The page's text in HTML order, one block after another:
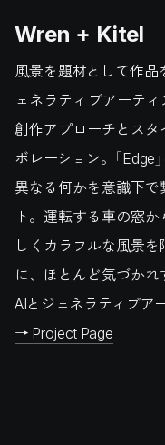
Wren + Kitel
風景を題材として作品
ェネラティブアーテ
創作アプローチとス
ボレーション。「Edge
異なる何かを意識下
ト。運転する車の窓
しくカラフルな風景
に、ほとんど気づかれ
AIとジェネラティブア
→ Project Page